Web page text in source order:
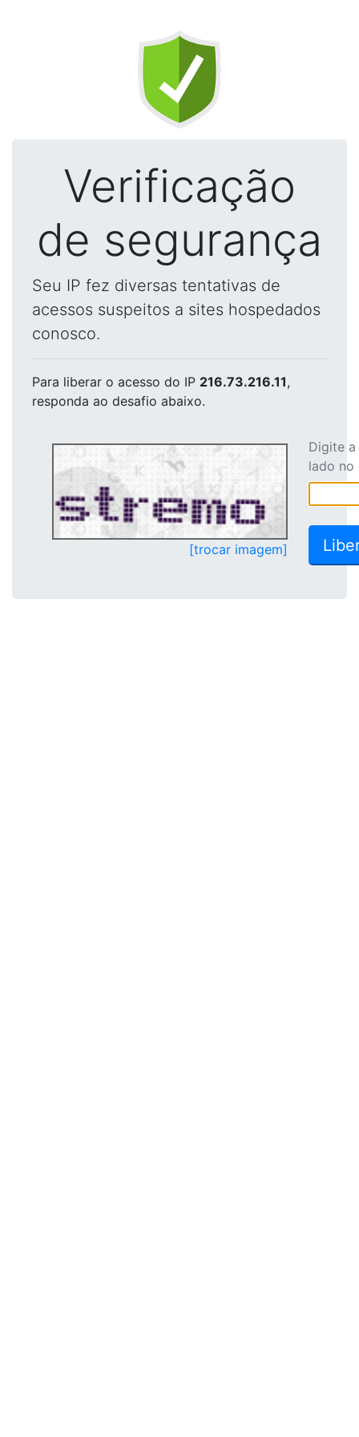
Verificação
de segurança
Seu IP fez diversas tentativas de
acessos suspeitos a sites hospedados
conosco.
Para liberar o acesso do IP 216.73.216.11,
responda ao desafio abaixo.
[trocar imagem]
Digite
lado no